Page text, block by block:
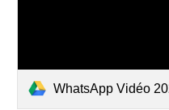
WhatsApp Vidéo 2024-